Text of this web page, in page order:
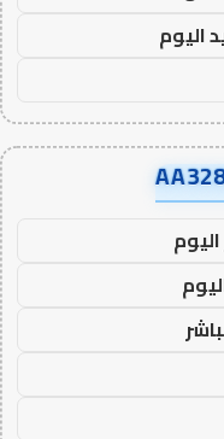
اليوم